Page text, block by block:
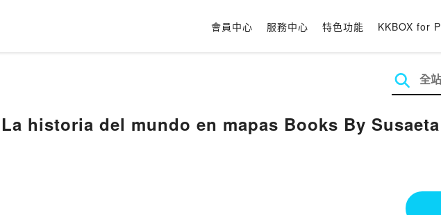
會員中心 服務中心 特色功能 KKBOX for
La historia del mundo en mapas Books By